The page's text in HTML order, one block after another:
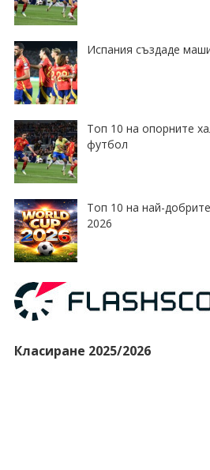
Испания създаде
Топ 10 на опорните
футбол
Топ 10 на най-
2026
Класиране 2025/2026